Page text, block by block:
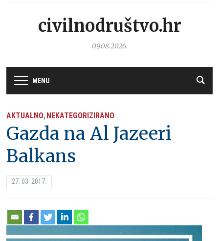
civilnodruštvo.hr
09.08.2026.
MENU
AKTUALNO, NEKATEGORIZIRANO
Gazda na Al Jazeeri
Balkans
27. 03. 2017.